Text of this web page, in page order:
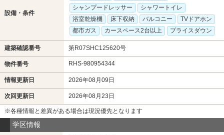
設備・条件
シャンプードレッサー
シャワートイレ
浴室乾燥機
床下収納 バルコニー
TVドアホン
都市ガス
カースペース2台以上 プライスダウン
建築確認番号 第R07SHC125620号
物件番号 RHS-980954344
情報更新日 2026年08月09日
次回更新日 2026年08月23日
※各種情報と差異がある場合は現況優先となります
学区情報